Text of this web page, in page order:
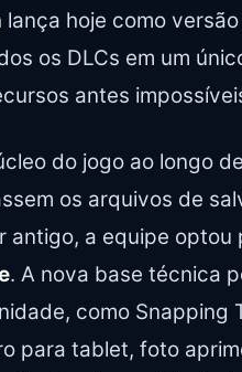
lança hoje como
os DLCs em um
antes
do jogo ao longo
os arquivos de
antigo, a equipe optou
. A nova base técnica
como Snapping
para tablet, foto